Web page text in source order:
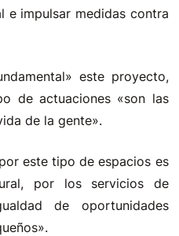
e impulsar medidas contra
este proyecto,
de actuaciones «son las
de la gente».
este tipo de espacios es
por los servicios de
de oportunidades